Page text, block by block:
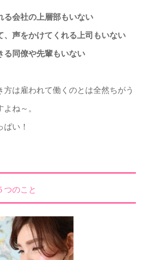
る会社の上層部もいない
、声をかけてくれる上司もいない
る同僚や先輩もいない
方は雇われて働くのとは全然ちがう
ね～。
い！
つのこと